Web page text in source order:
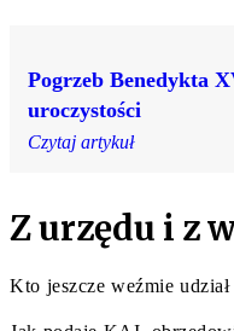
Pogrzeb Benedykta
uroczystości
Czytaj artykuł
Z urzędu i z
Kto jeszcze weźmie